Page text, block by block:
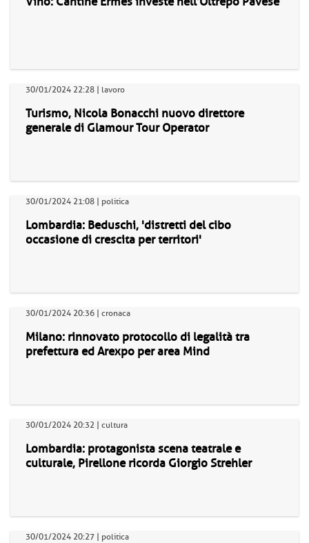
30/01/2024 22:28 | lavoro
Turismo, Nicola Bonacchi nuovo direttore
generale di Glamour Tour Operator
30/01/2024 21:08 | politica
Lombardia: Beduschi, 'distretti del cibo
occasione di crescita per territori'
30/01/2024 20:36 | cronaca
Milano: rinnovato protocollo di legalità tra
prefettura ed Arexpo per area Mind
30/01/2024 20:32 | cultura
Lombardia: protagonista scena teatrale e
culturale, Pirellone ricorda Giorgio Strehler
30/01/2024 20:27 | politica